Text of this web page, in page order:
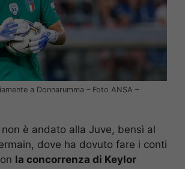
a Donnarumma – Foto ANSA –
è andato alla Juve, bensì al
dove ha dovuto fare i conti
la concorrenza di Keylor